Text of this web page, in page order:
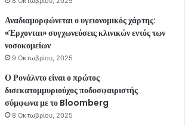
Αναδιαμορφώνεται ο υγειονομικός χάρτης:
«Έρχονται» συγχωνεύσεις κλινικών εντός των
νοσοκομείων
9 Οκτωβρίου, 2025
Ο Ρονάλντο είναι ο πρώτος
δισεκατομμυριούχος ποδοσφαιριστής
σύμφωνα με το Bloomberg
8 Οκτωβρίου, 2025